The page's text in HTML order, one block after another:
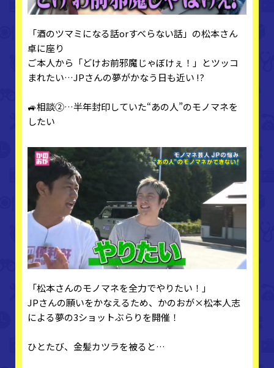
「酒のツマミになる話orすべらない話」の松本さん
卓に座り
ご本人から「どけお前邪魔じゃぼけぇ！」とツッコ
まれたい…JPさんの夢がかなう日も近い !?
🚙相談②…半年封印していた“あの人”のモノマネを
したい
「松本さんのモノマネを全力でやりたい！」
JPさんの願いをかなえるため、かのおが×松本人志
による夢の3ショットぶらりを開催！
ひとたび、金髪カツラを被ると…